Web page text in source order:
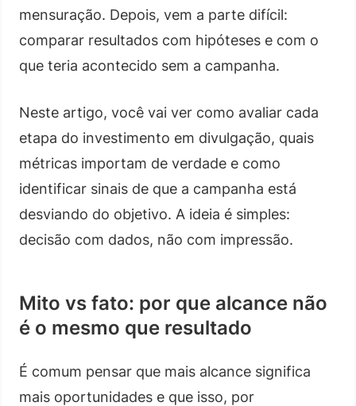
mensuração. Depois, vem a parte difícil:
comparar resultados com hipóteses e com o
que teria acontecido sem a campanha.
Neste artigo, você vai ver como avaliar cada
etapa do investimento em divulgação, quais
métricas importam de verdade e como
identificar sinais de que a campanha está
desviando do objetivo. A ideia é simples:
decisão com dados, não com impressão.
Mito vs fato: por que alcance não
é o mesmo que resultado
É comum pensar que mais alcance significa
mais oportunidades e que isso, por